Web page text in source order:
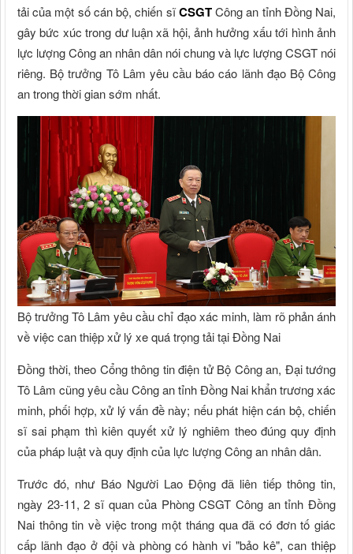
tải của một số cán bộ, chiến sĩCSGTCông an tỉnh Đồng Nai,
gây bức xúc trong dư luận xã hội, ảnh hưởng xấu tới hình ảnh
lực lượng Công an nhân dân nói chung và lực lượng CSGT nói
riêng. Bộ trưởng Tô Lâm yêu cầu báo cáo lãnh đạo Bộ Công
an trong thời gian sớm nhất.
Bộ trưởng Tô Lâm yêu cầu chỉ đạo xác minh, làm rõ phản ánh
về việc can thiệp xử lý xe quá trọng tải tại Đồng Nai
Đồng thời, theo Cổng thông tin điện tử Bộ Công an, Đại tướng
Tô Lâm cũng yêu cầu Công an tỉnh Đồng Nai khẩn trương xác
minh, phối hợp, xử lý vấn đề này; nếu phát hiện cán bộ, chiến
sĩ sai phạm thì kiên quyết xử lý nghiêm theo đúng quy định
của pháp luật và quy định của lực lượng Công an nhân dân.
Trước đó, như Báo Người Lao Động đã liên tiếp thông tin,
ngày 23-11, 2 sĩ quan của Phòng CSGT Công an tỉnh Đồng
Nai thông tin về việc trong một tháng qua đã có đơn tố giác
cấp lãnh đạo ở đội và phòng có hành vi "bảo kê", can thiệp